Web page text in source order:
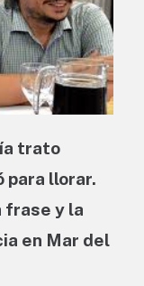
trato
para llorar.
frase y la
en Mar del